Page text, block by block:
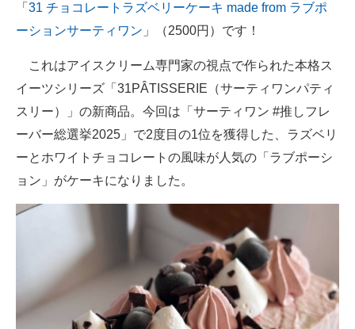
「 31 チョコレートラズベリーケーキ made from ラブポ
ーションサーティワン 」（2500円）です！
これはアイスクリーム専門家の視点で作られた本格ス
イーツシリーズ「31PÂTISSERIE（サーティワンパティ
スリー）」の新商品。今回は「サーティワン #推しフレ
ーバー総選挙2025」で2度目の1位を獲得した、ラズベリ
ーとホワイトチョコレートの風味が人気の「ラブポーシ
ョン」がケーキになりました。